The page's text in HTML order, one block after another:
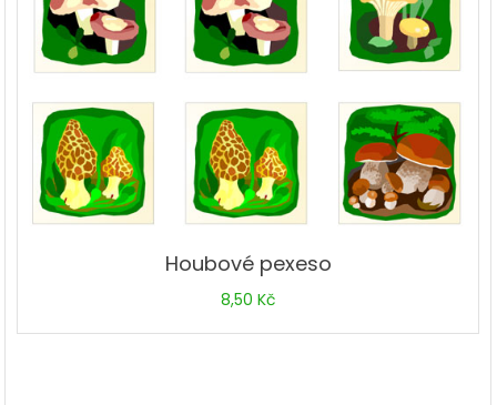
Houbové pexeso
8,50 Kč